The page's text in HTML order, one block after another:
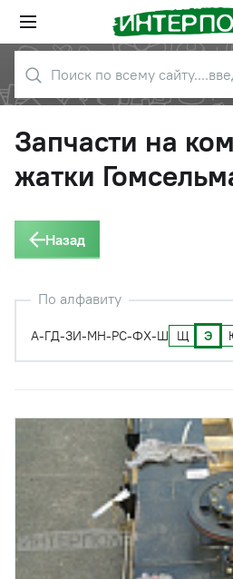
Запчасти на
жатки
Назад
По алфавиту
А-ГД-ЗИ-МН-РС-ФХ-Ш Щ Э